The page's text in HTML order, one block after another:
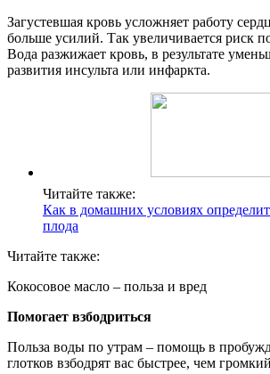
Загустевшая кровь усложняет работу
больше усилий. Так увеличивается риск
Вода разжижает кровь, в результате
развития инсульта или инфаркта.
Читайте также:
Как в домашних условиях
плода
Читайте также:
Кокосовое масло – польза и вред
Помогает взбодриться
Польза воды по утрам – помощь в
глотков взбодрят вас быстрее, чем